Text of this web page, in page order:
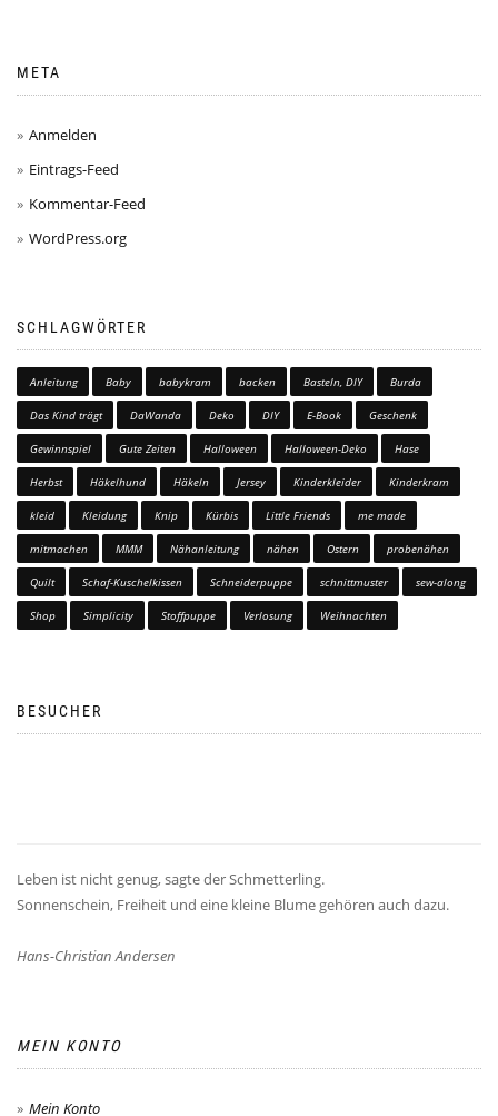
META
Anmelden
Eintrags-Feed
Kommentar-Feed
WordPress.org
SCHLAGWÖRTER
Anleitung Baby babykram backen Basteln, DIY Burda
Das Kind trägt DaWanda Deko DIY E-Book Geschenk
Gewinnspiel Gute Zeiten Halloween Halloween-Deko Hase
Herbst Häkelhund Häkeln Jersey Kinderkleider Kinderkram
kleid Kleidung Knip Kürbis Little Friends me made
mitmachen MMM Nähanleitung nähen Ostern probenähen
Quilt Schaf-Kuschelkissen Schneiderpuppe schnittmuster sew-along
Shop Simplicity Stoffpuppe Verlosung Weihnachten
BESUCHER
Leben ist nicht genug, sagte der Schmetterling.
Sonnenschein, Freiheit und eine kleine Blume gehören auch dazu.
Hans-Christian Andersen
MEIN KONTO
Mein Konto